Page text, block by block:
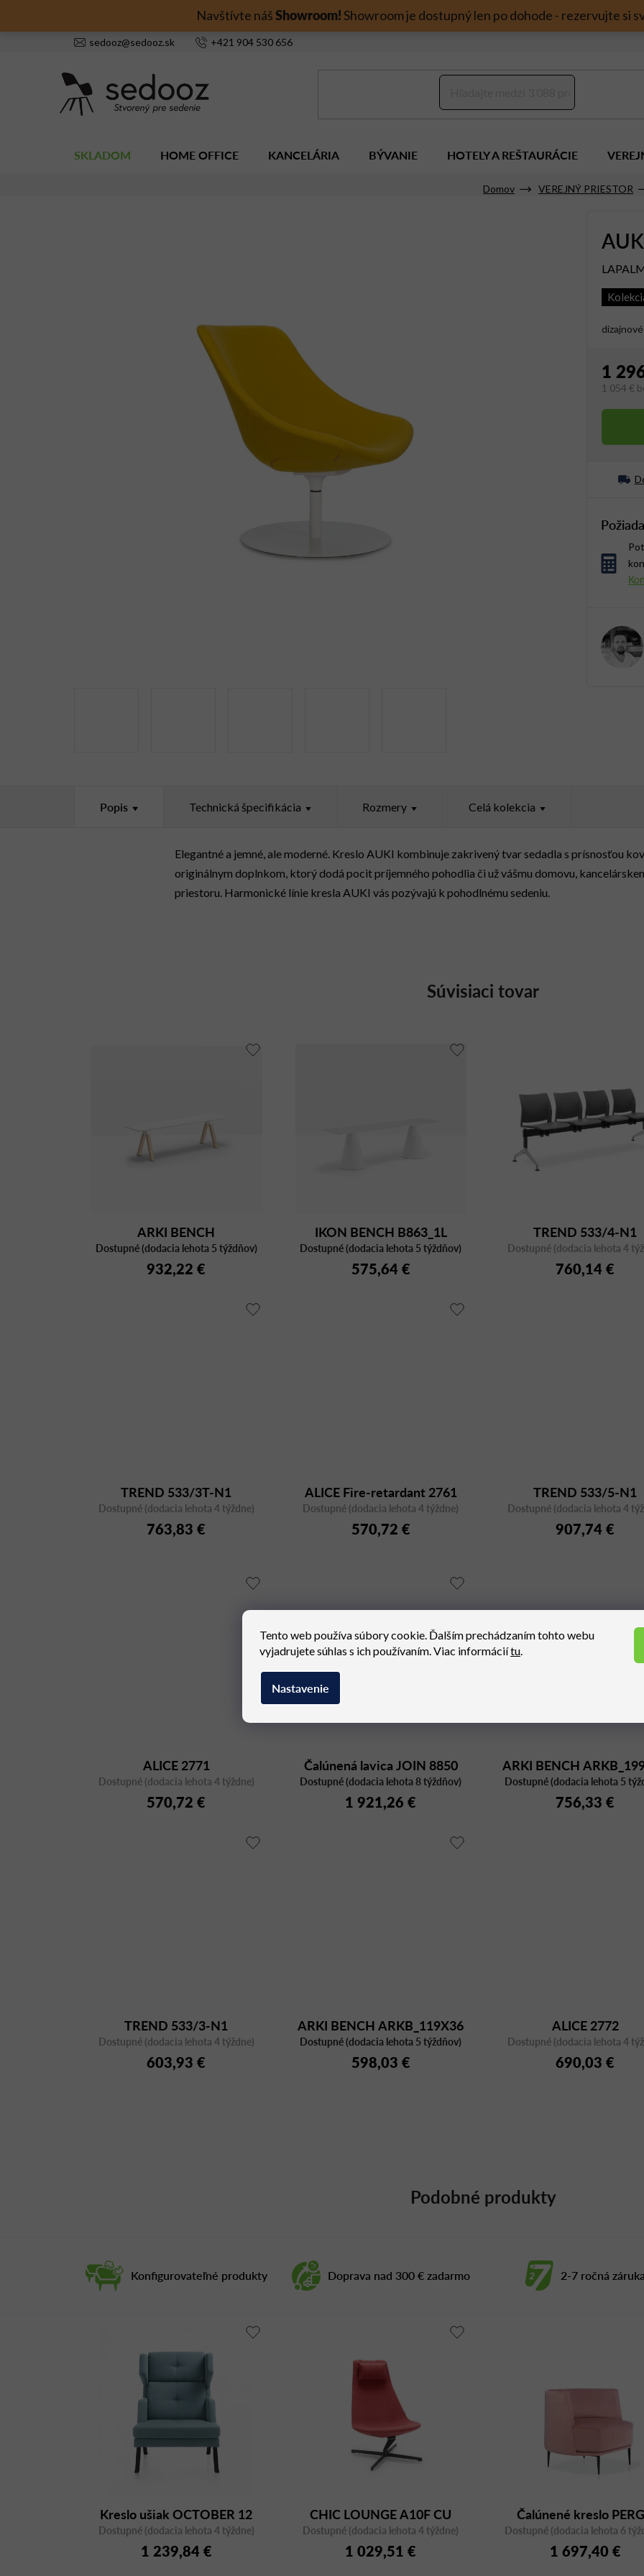
Tento web používa súbory cookie. Ďalším prechádzaním tohto webu
vyjadrujete súhlas s ich používaním. Viac informáciítu.
Nastavenie
Navštívte nášShowroom!Showroom je dostupný len po dohode - rezervujte si
sedooz@sedooz.sk +421 904 530 656
SKLADOM HOME OFFICE KANCELÁRIA BÝVANIE HOTELY A REŠTAURÁCIE
Domov VEREJNÝ PRIESTOR
1
1 054 €
Konfigurovateľné produkty Doprava nad 300 € zadarmo 2-7 ročná záruka
Popis Technická špecifikácia Rozmery Celá kolekcia
Elegantné a jemné, ale moderné. Kreslo AUKI kombinuje zakrivený tvar sedadla s prísnosťou
originálnym doplnkom, ktorý dodá pocit príjemného pohodlia či už vášmu domovu,
priestoru. Harmonické línie kresla AUKI vás pozývajú k pohodlnému sedeniu.
Súvisiaci tovar
ARKI BENCH
ARKBW_159X36
Dostupné (dodacia lehota 5 týždňov)
932,22 €
IKON BENCH B863_1L
Dostupné (dodacia lehota 5 týždňov)
575,64 €
TREND 533/4-N1
Dostupné (dodacia lehota 4
760,14 €
TREND 533/3T-N1
Dostupné (dodacia lehota 4 týždne)
763,83 €
ALICE Fire-retardant 2761
Dostupné (dodacia lehota 4 týždne)
570,72 €
TREND 533/5-N1
Dostupné (dodacia lehota 4
907,74 €
ALICE 2771
Dostupné (dodacia lehota 4 týždne)
570,72 €
Čalúnená lavica JOIN 8850
Dostupné (dodacia lehota 8 týždňov)
1 921,26 €
ARKI BENCH
Dostupné (dodacia lehota 5
756,33 €
TREND 533/3-N1
Dostupné (dodacia lehota 4 týždne)
603,93 €
ARKI BENCH ARKB_119X36
Dostupné (dodacia lehota 5 týždňov)
598,03 €
ALICE 2772
Dostupné (dodacia lehota 4
690,03 €
Podobné produkty
Kreslo ušiak OCTOBER 12
Dostupné (dodacia lehota 4 týždne)
1 239,84 €
CHIC LOUNGE A10F CU
Dostupné (dodacia lehota 4 týždne)
1 029,51 €
Čalúnené kreslo
PERGI A
Dostupné (dodacia lehota 6
1 697,40 €